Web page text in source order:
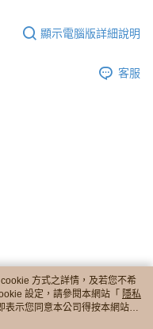
顯示電腦版詳細說明
客服
方式之詳情，及若您不希
設定，請參閱本網站「 隱私
表示您同意本公司得按本網站使